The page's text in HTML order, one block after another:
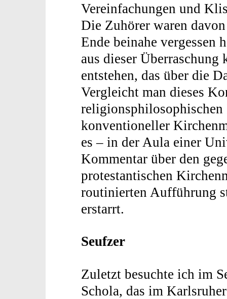
Vereinfachungen und
Die Zuhörer waren
Ende beinahe vergessen
aus dieser Überraschung
entstehen, das über die
Vergleicht man dieses
konventioneller
es – in der Aula einer
Kommentar über den
protestantischen
routinierten Aufführung
erstarrt.
Seufzer
Zuletzt besuchte ich im
Schola, das im